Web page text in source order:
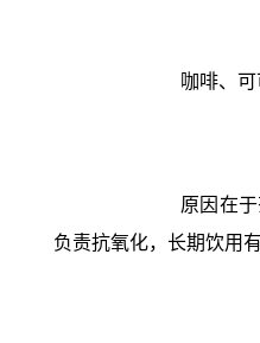
咖啡、
原因在
负责抗氧化，长期饮用